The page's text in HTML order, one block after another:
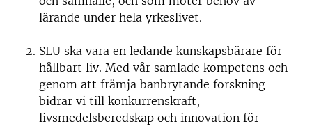
lärande under hela yrkeslivet.
SLU ska vara en ledande kunskapsbärare för
hållbart liv. Med vår samlade kompetens och
genom att främja banbrytande forskning
bidrar vi till konkurrenskraft,
livsmedelsberedskap och innovation för